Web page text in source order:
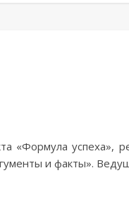
«Формула успеха»,
и факты».